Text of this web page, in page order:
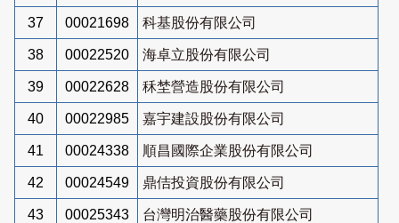
37 00021698 科基股份有限公司
38 00022520 海卓立股份有限公司
39 00022628 秝埜營造股份有限公司
40 00022985 嘉宇建設股份有限公司
41 00024338 順昌國際企業股份有限公司
42 00024549 鼎佶投資股份有限公司
43 00025343 台灣明治醫藥股份有限公司